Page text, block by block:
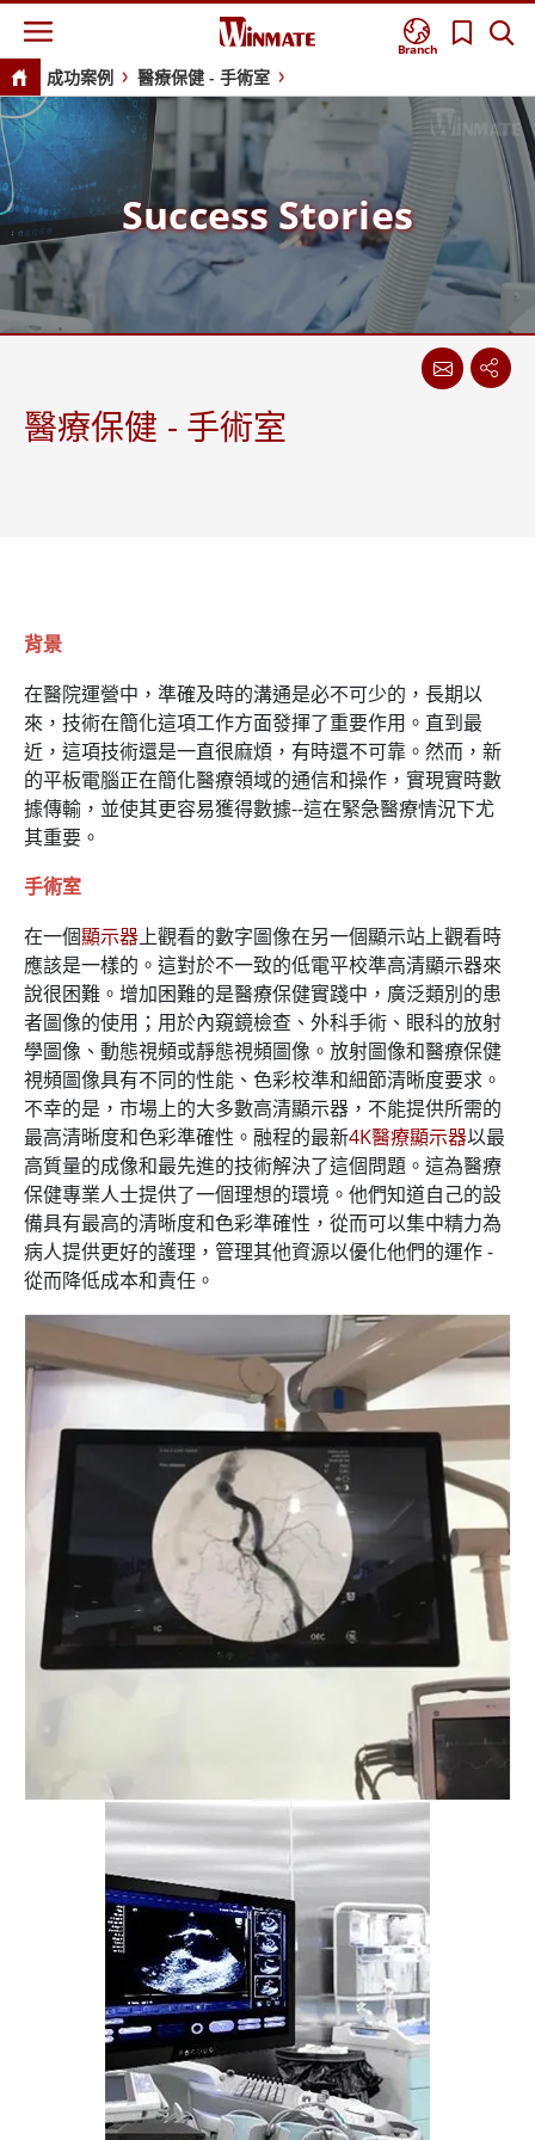
Branch
成功案例 醫療保健 - 手術室
Success Stories
醫療保健 - 手術室
背景
在醫院運營中，準確及時的溝通是必不可少的，長期以
來，技術在簡化這項工作方面發揮了重要作用。直到最
近，這項技術還是一直很麻煩，有時還不可靠。然而，新
的平板電腦正在簡化醫療領域的通信和操作，實現實時數
據傳輸，並使其更容易獲得數據--這在緊急醫療情況下尤
其重要。
手術室
在一個顯示器上觀看的數字圖像在另一個顯示站上觀看時
應該是一樣的。這對於不一致的低電平校準高清顯示器來
說很困難。增加困難的是醫療保健實踐中，廣泛類別的患
者圖像的使用；用於內窺鏡檢查、外科手術、眼科的放射
學圖像、動態視頻或靜態視頻圖像。放射圖像和醫療保健
視頻圖像具有不同的性能、色彩校準和細節清晰度要求。
不幸的是，市場上的大多數高清顯示器，不能提供所需的
最高清晰度和色彩準確性。融程的最新4K醫療顯示器以最
高質量的成像和最先進的技術解決了這個問題。這為醫療
保健專業人士提供了一個理想的環境。他們知道自己的設
備具有最高的清晰度和色彩準確性，從而可以集中精力為
病人提供更好的護理，管理其他資源以優化他們的運作 -
從而降低成本和責任。